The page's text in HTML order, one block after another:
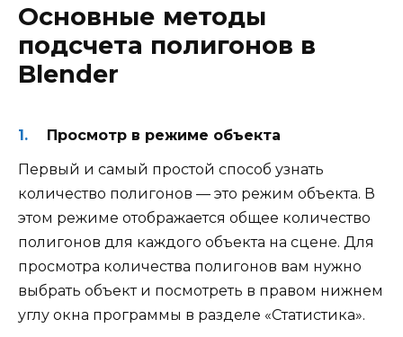
Основные методы
подсчета полигонов в
Blender
Просмотр в режиме объекта
Первый и самый простой способ узнать
количество полигонов — это режим объекта. В
этом режиме отображается общее количество
полигонов для каждого объекта на сцене. Для
просмотра количества полигонов вам нужно
выбрать объект и посмотреть в правом нижнем
углу окна программы в разделе «Статистика».